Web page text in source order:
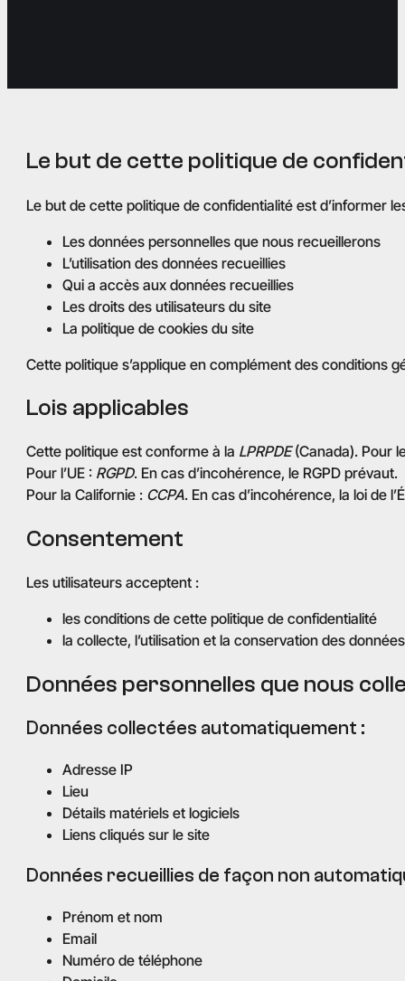
Le but de cette politique de
Le but de cette politique de confidentialité est d’informer
Les données personnelles que nous recueillerons
L’utilisation des données recueillies
Qui a accès aux données recueillies
Les droits des utilisateurs du site
La politique de cookies du site
Cette politique s’applique en complément des conditions
Lois applicables
Cette politique est conforme à la LPRPDE(Canada). Pour
Pour l’UE : RGPD. En cas d’incohérence, le RGPD prévaut.
Pour la Californie : CCPA. En cas d’incohérence, la loi de
Consentement
Les utilisateurs acceptent :
les conditions de cette politique de confidentialité
la collecte, l’utilisation et la conservation des
Données personnelles que nous
Données collectées automatiquement :
Adresse IP
Lieu
Détails matériels et logiciels
Liens cliqués sur le site
Données recueillies de façon non
Prénom et nom
Email
Numéro de téléphone